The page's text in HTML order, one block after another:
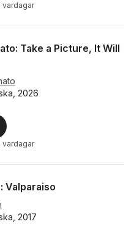
vardagar
Take a Picture, It Will
2026
vardagar
Valparaiso
2017